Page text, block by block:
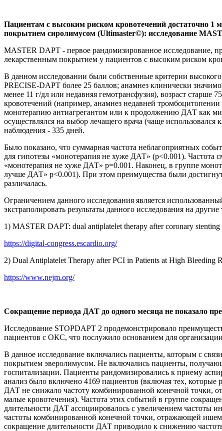
Пациентам с высоким риском кровотечений достаточно 1
покрытием сиролимусом (Ultimaster©): исследование
MASTER DAPT - первое рандомизированное исследование,
лекарственным покрытием у пациентов с высоким риском
В данном исследовании были собственные критерии
PRECISE-DAPT более 25 баллов; анамнез клинически
менее 11 г/дл или недавняя гемотрансфузия), возраст
кровотечений (например, анамнез недавней
монотерапию антиагрегантом или к продолжению ДАТ как
осуществлялся на выбор лечащего врача (чаще
наблюдения - 335 дней.
Было показано, что суммарная частота неблагоприятных
для гипотезы «монотерапия не хуже ДАТ» (р<0.001).
«монотерапия не хуже ДАТ» р=0.001. Наконец, в группе
лучше ДАТ» р<0.001). При этом преимущества были
различалась.
Ограничением данного исследования является
экстраполировать результаты данного исследования на
1) MASTER DAPT: dual antiplatelet therapy after coronary
https://digital-congress.escardio.org/
2) Dual Antiplatelet Therapy after PCI in Patients at High
https://www.nejm.org/
Сокращение периода ДАТ до одного месяца не показало
Исследование STOPDAPT 2 продемонстрировало
пациентов с ОКС, что послужило основанием для
В данное исследование включались пациенты, которым с
покрытием эверолимусом. Не включались пациенты,
госпитализации. Пациенты рандомизировались к приему
анализ было включено 4169 пациентов (включая тех,
ДАТ не снижало частоту комбинированной конечной точки,
малые кровотечения). Частота этих событий в группе
длительности ДАТ ассоциировалось с увеличением частоты
частоты комбинированной конечной точки, отражающей
сокращение длительности ДАТ приводило к снижению